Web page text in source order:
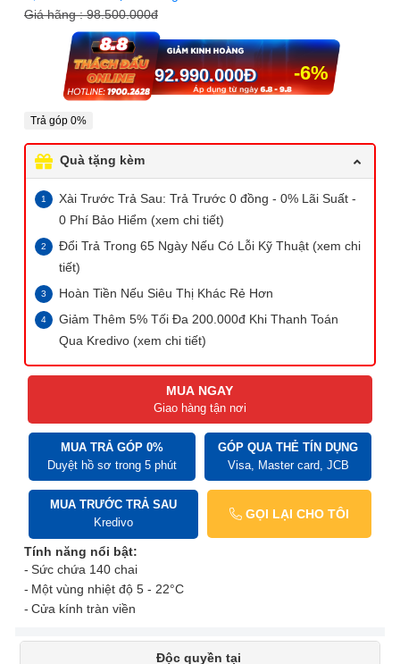
Giá hãng :98.500.000đ
-6%
92.990.000Đ
Trả góp 0%
Quà tặng kèm
Xài Trước Trả Sau: Trả Trước 0 đồng - 0% Lãi Suất -
0 Phí Bảo Hiểm (xem chi tiết)
Đổi Trả Trong 65 Ngày Nếu Có Lỗi Kỹ Thuật (xem chi
tiết)
Hoàn Tiền Nếu Siêu Thị Khác Rẻ Hơn
Giảm Thêm 5% Tối Đa 200.000đ Khi Thanh Toán
Qua Kredivo (xem chi tiết)
MUA NGAY
Giao hàng tận nơi
MUA TRẢ GÓP 0%
Duyệt hồ sơ trong 5 phút
GÓP QUA THẺ TÍN DỤNG
Visa, Master card, JCB
MUA TRƯỚC TRẢ SAU
Kredivo
GỌI LẠI CHO TÔI
Tính năng nổi bật:
Sức chứa 140 chai
Một vùng nhiệt độ 5 - 22°C
Cửa kính tràn viền
Độc quyền tại